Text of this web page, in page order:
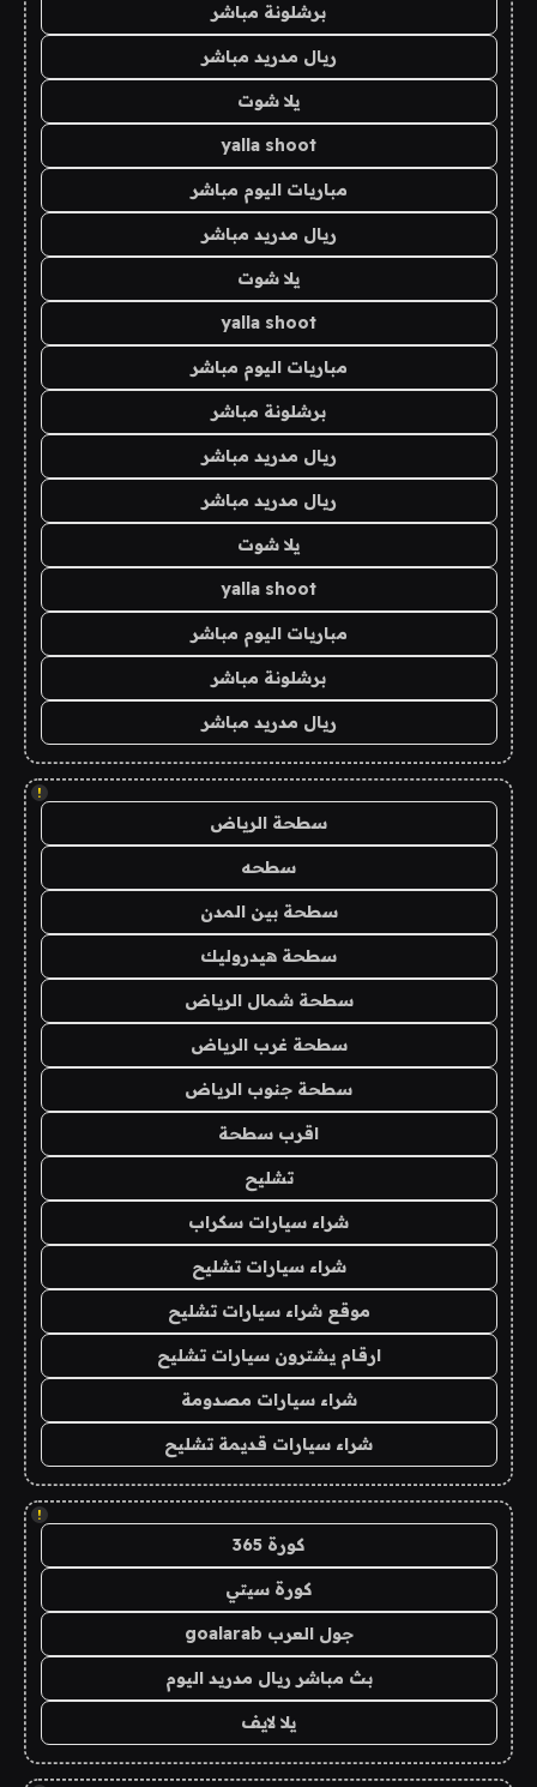
برشلونة مباشر
ريال مدريد مباشر
يلا شوت
yalla shoot
مباريات اليوم مباشر
ريال مدريد مباشر
يلا شوت
yalla shoot
مباريات اليوم مباشر
برشلونة مباشر
ريال مدريد مباشر
ريال مدريد مباشر
يلا شوت
yalla shoot
مباريات اليوم مباشر
برشلونة مباشر
ريال مدريد مباشر
!
سطحة الرياض
سطحه
سطحة بين المدن
سطحة هيدروليك
سطحة شمال الرياض
سطحة غرب الرياض
سطحة جنوب الرياض
اقرب سطحة
تشليح
شراء سيارات سكراب
شراء سيارات تشليح
موقع شراء سيارات تشليح
ارقام يشترون سيارات تشليح
شراء سيارات مصدومة
شراء سيارات قديمة تشليح
!
كورة 365
كورة سيتي
جول العرب goalarab
بث مباشر ريال مدريد اليوم
يلا لايف